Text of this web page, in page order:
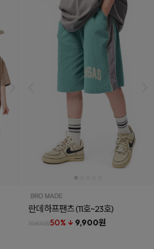
란데하프팬츠(11호~23호)
19,800원50% ↓ 9,900원